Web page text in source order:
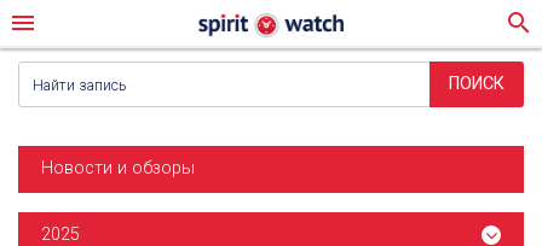
menu search
Новости и обзоры
2025